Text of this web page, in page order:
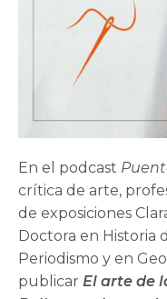
En el podcast
crítica de arte,
de exposiciones
Doctora en Historia
Periodismo y en
publicar El arte de